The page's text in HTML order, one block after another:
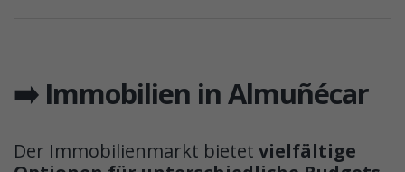
➡️ Immobilien in Almuñécar
Der Immobilienmarkt bietet vielfältige